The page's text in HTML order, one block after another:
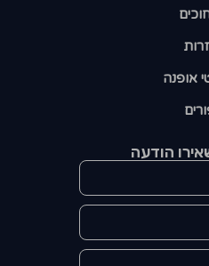
אופנה
הודעה